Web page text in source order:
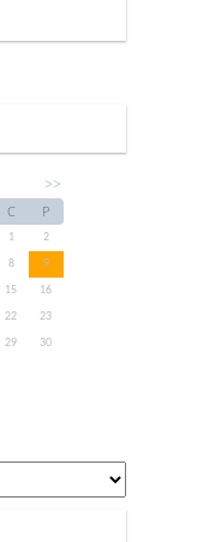
>>
C P
1
2
8
9
15
16
22
23
29
30